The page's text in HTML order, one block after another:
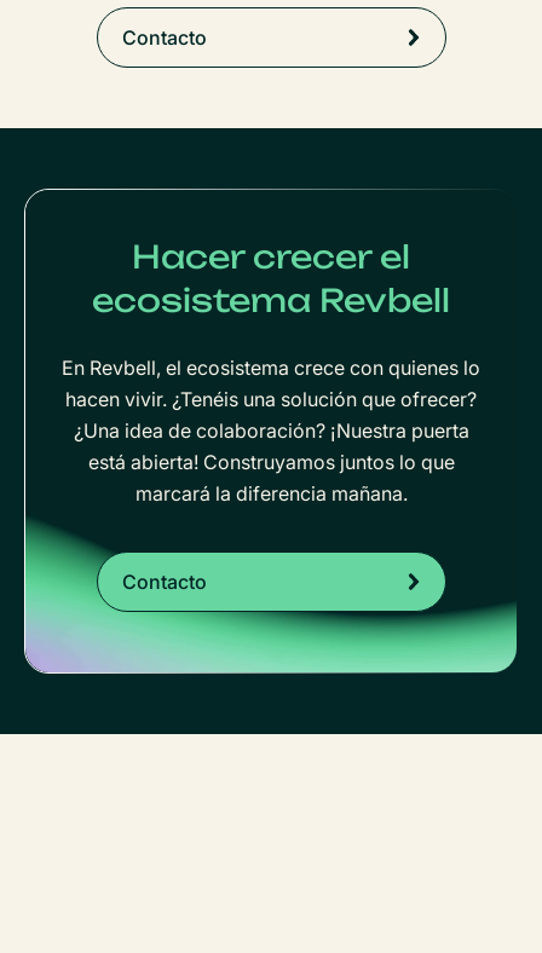
Contacto
Hacer crecer el
ecosistema Revbell
En Revbell, el ecosistema crece con quienes lo
hacen vivir. ¿Tenéis una solución que ofrecer?
¿Una idea de colaboración? ¡Nuestra puerta
está abierta! Construyamos juntos lo que
marcará la diferencia mañana.
Contacto